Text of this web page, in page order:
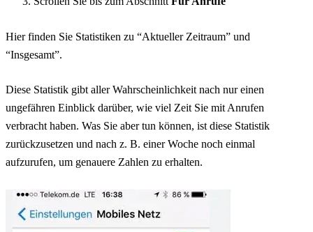
Hier finden Sie Statistiken zu “Aktueller Zeitraum” und
“Insgesamt”.
Diese Statistik gibt aller Wahrscheinlichkeit nach nur einen
ungefähren Einblick darüber, wie viel Zeit Sie mit Anrufen
verbracht haben. Was Sie aber tun können, ist diese Statistik
zurückzusetzen und nach z. B. einer Woche noch einmal
aufzurufen, um genauere Zahlen zu erhalten.